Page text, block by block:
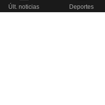
Últ. noticias Deportes